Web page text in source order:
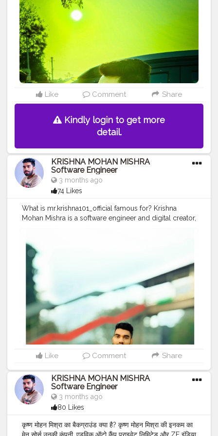
ASSURANCE#SOFTWARE
#MOHIUDDINNAGAR
Like Comment Share
Kindly login to get more
detail.
KRISHNA MOHAN MISHRA
Software Engineer
3 months ago
74 Likes
What is mr.krishna101_official famous for? Krishna
Mohan Mishra is a software engineer and digital creator,
world problems through software and have a strong
leadership quality.
#KRISHNA
MOHAN
MISHRA SOFTWARE ENGINEER
#CELEBRITY
#QUALITY
#SOFTWAREENGINEER
#SULTANPUR
#MOHIUDDINNAGAR #BIHAR #INDIA
Like Comment Share
KRISHNA MOHAN MISHRA
Software Engineer
3 months ago
80 Likes
कृष्ण मोहन मिश्रा का बैकग्राउंड क्या है? कृष्ण मोहन मिश्रा की इनकम का